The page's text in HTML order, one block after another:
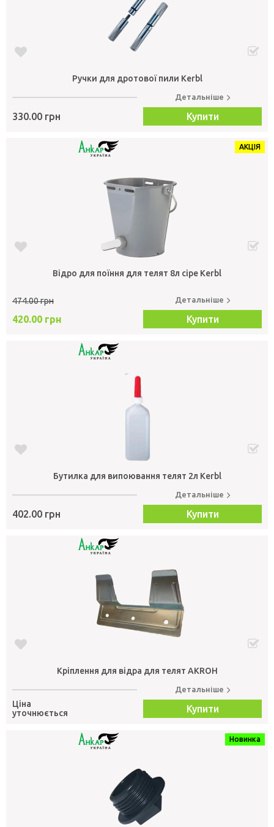
Ручки для дротової пили Kerbl
330.00 грн
Детальніше
Купити
АКЦІЯ
Відро для поїння для телят 8л сіре Kerbl
474.00 грн
420.00 грн
Детальніше
Купити
Бутилка для випоювання телят 2л Kerbl
402.00 грн
Детальніше
Купити
Кріплення для відра для телят AKROH
Ціна
уточнюється
Детальніше
Купити
Новинка